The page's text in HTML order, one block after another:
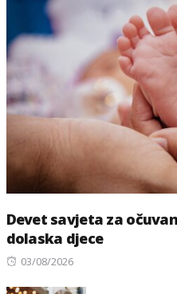
Devet savjeta za
dolaska djece
Posted
03/08/2026